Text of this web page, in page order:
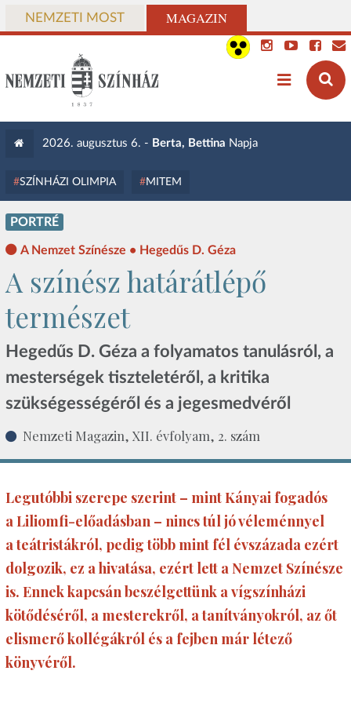
NEMZETI MOST MAGAZIN
2026. augusztus 6. - Berta, Bettina Napja
SZÍNHÁZI OLIMPIA MITEM
PORTRÉ
A Nemzet Színésze • Hegedűs D. Géza
A színész határátlépő
természet
Hegedűs D. Géza a folyamatos tanulásról, a
mesterségek tiszteletéről, a kritika
szükségességéről és a jegesmedvéről
Nemzeti Magazin, XII. évfolyam, 2. szám
Legutóbbi szerepe szerint – mint Kányai fogadós
a Liliomfi-előadásban – nincs túl jó véleménnyel
a teátristákról, pedig több mint fél évszázada ezért
dolgozik, ez a hivatása, ezért lett a Nemzet Színésze
is. Ennek kapcsán beszélgettünk a vígszínházi
kötődéséről, a mesterekről, a tanítványokról, az őt
elismerő kollégákról és a fejben már létező
könyvéről.